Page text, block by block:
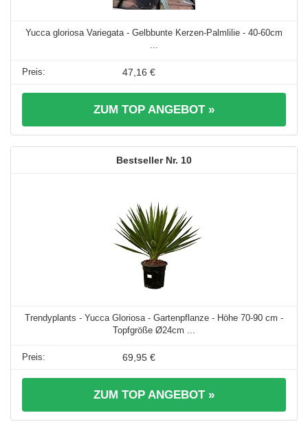
Yucca gloriosa Variegata - Gelbbunte Kerzen-Palmlilie - 40-60cm
...
47,16 €
ZUM TOP ANGEBOT »
10
Trendyplants - Yucca Gloriosa - Gartenpflanze - Höhe 70-90 cm -
Topfgröße Ø24cm ...
69,95 €
ZUM TOP ANGEBOT »